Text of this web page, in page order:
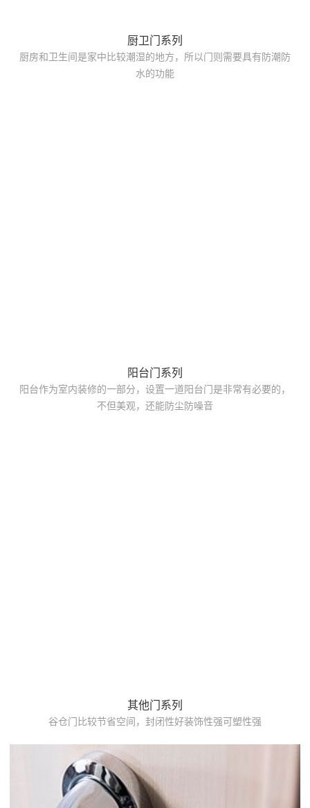
厨卫门系列
厨房和卫生间是家中比较潮湿的地方，所以门则需要具有防潮防
水的功能
阳台门系列
阳台作为室内装修的一部分，设置一道阳台门是非常有必要的，
不但美观，还能防尘防噪音
其他门系列
谷仓门比较节省空间，封闭性好装饰性强可塑性强